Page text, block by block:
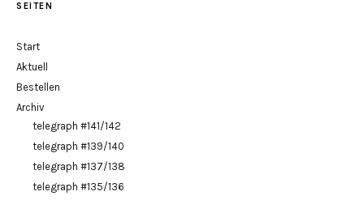
SEITEN
Start
Aktuell
Bestellen
Archiv
telegraph #141/142
telegraph #139/140
telegraph #137/138
telegraph #135/136